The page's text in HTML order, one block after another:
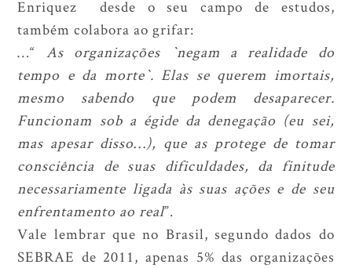
Enriquez desde o seu campo de estudos,
também colabora ao grifar:
…“ As organizações `negam a realidade do
tempo e da morte`. Elas se querem imortais,
mesmo sabendo que podem desaparecer.
Funcionam sob a égide da denegação (eu sei,
mas apesar disso…), que as protege de tomar
consciência de suas dificuldades, da finitude
necessariamente ligada às suas ações e de seu
enfrentamento ao real”.
Vale lembrar que no Brasil, segundo dados do
SEBRAE de 2011, apenas 5% das organizações